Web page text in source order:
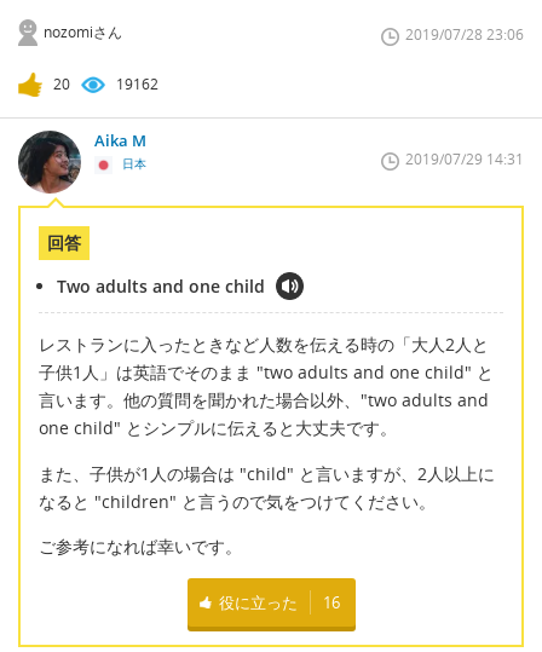
nozomiさん 2019/07/28 23:06
20 19162
Aika M
日本 2019/07/29 14:31
回答
Two adults and one child
レストランに入ったときなど人数を伝える時の「大人2人と
子供1人」は英語でそのまま "two adults and one child" と
言います。他の質問を聞かれた場合以外、"two adults and
one child" とシンプルに伝えると大丈夫です。
また、子供が1人の場合は "child" と言いますが、2人以上に
なると "children" と言うので気をつけてください。
ご参考になれば幸いです。
役に立った 16